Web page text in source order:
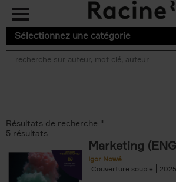
Aller au contenu principal
Sélectionnez une catégorie
Résultats de recherche ''
5 résultats
Marketing
Igor Nowé
Couverture souple
2025